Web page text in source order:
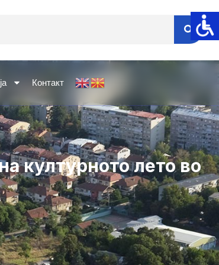
Контакт
културното лето во